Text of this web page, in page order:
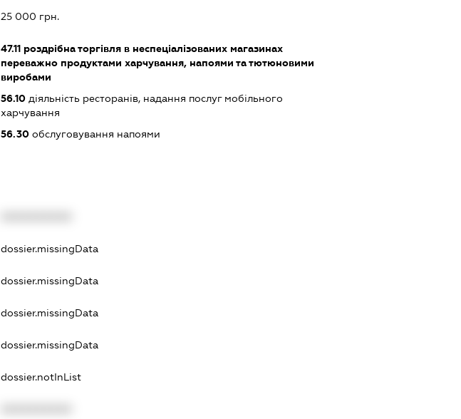
25 000 грн.
47.11 роздрібна торгівля в неспеціалізованих магазинах
переважно продуктами харчування, напоями та тютюновими
виробами
56.10 діяльність ресторанів, надання послуг мобільного
харчування
56.30 обслуговування напоями
dossier.missingData
dossier.missingData
dossier.missingData
dossier.missingData
dossier.notInList